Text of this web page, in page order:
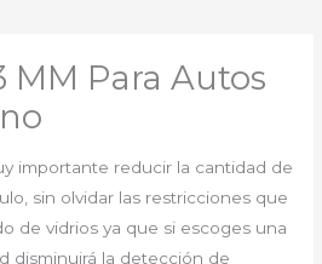
MM Para Autos
importante reducir la cantidad de
sin olvidar las restricciones que
de vidrios ya que si escoges una
disminuirá la detección de